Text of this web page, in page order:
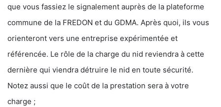
que vous fassiez le signalement auprès de la plateforme
commune de la FREDON et du GDMA. Après quoi, ils vous
orienteront vers une entreprise expérimentée et
référencée. Le rôle de la charge du nid reviendra à cette
dernière qui viendra détruire le nid en toute sécurité.
Notez aussi que le coût de la prestation sera à votre
charge ;